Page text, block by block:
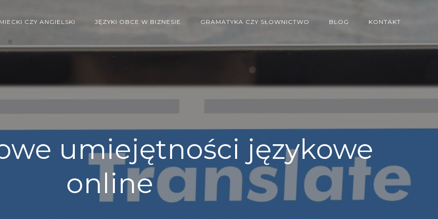
CZY ANGIELSKI JĘZYKI OBCE W BIZNESIE GRAMATYKA CZY SŁOWNICTWO BLOG KONTAKT
umiejętności językowe
online